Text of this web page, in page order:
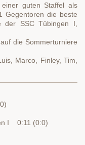
guten Staffel als
Gegentoren die beste
der SSC Tübingen I,
die Sommerturniere
Marco, Finley, Tim,
I 0:11 (0:0)